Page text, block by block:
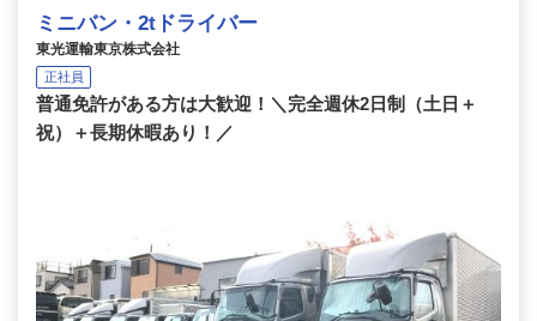
ミニバン・2tドライバー
東光運輸東京株式会社
正社員
普通免許がある方は大歓迎！＼完全週休2日制（土日＋
祝）＋長期休暇あり！／